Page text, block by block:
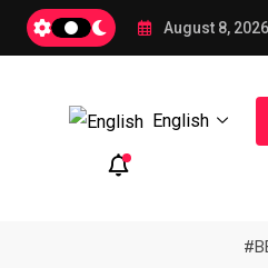
Resmi Dibuka di ICE BSD,August 8, 2026
English